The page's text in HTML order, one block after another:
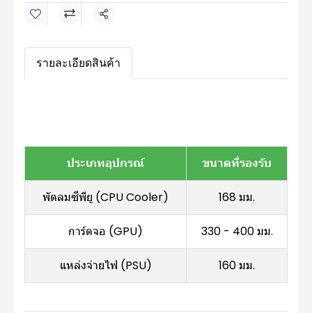
Share
รายละเอียดสินค้า
ประเภทอุปกรณ์ ขนาดที่รองรับ
พัดลมซีพียู (CPU Cooler) 168 มม.
การ์ดจอ (GPU) 330 - 400 มม.
แหล่งจ่ายไฟ (PSU) 160 มม.